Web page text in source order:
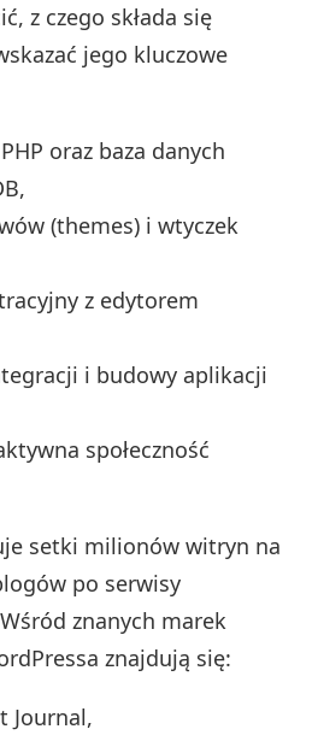
z czego składa się
jego kluczowe
oraz baza danych
(themes) i wtyczek
z edytorem
i budowy aplikacji
społeczność
setki milionów witryn na
po serwisy
znanych marek
znajdują się:
Journal,